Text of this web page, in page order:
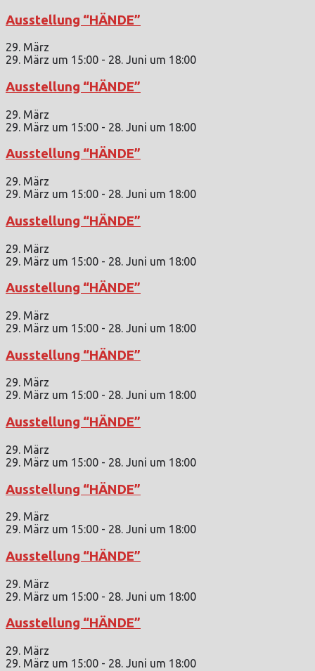
Ausstellung “HÄNDE”
29. März
29. März um 15:00 - 28. Juni um 18:00
Ausstellung “HÄNDE”
29. März
29. März um 15:00 - 28. Juni um 18:00
Ausstellung “HÄNDE”
29. März
29. März um 15:00 - 28. Juni um 18:00
Ausstellung “HÄNDE”
29. März
29. März um 15:00 - 28. Juni um 18:00
Ausstellung “HÄNDE”
29. März
29. März um 15:00 - 28. Juni um 18:00
Ausstellung “HÄNDE”
29. März
29. März um 15:00 - 28. Juni um 18:00
Ausstellung “HÄNDE”
29. März
29. März um 15:00 - 28. Juni um 18:00
Ausstellung “HÄNDE”
29. März
29. März um 15:00 - 28. Juni um 18:00
Ausstellung “HÄNDE”
29. März
29. März um 15:00 - 28. Juni um 18:00
Ausstellung “HÄNDE”
29. März
29. März um 15:00 - 28. Juni um 18:00